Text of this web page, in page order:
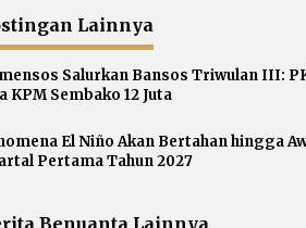
i
g
a
s
p
o
Lainnya
Salurkan Bansos Triwulan III:
KPM Sembako 12 Juta
El Niño Akan Bertahan hingga
Pertama Tahun 2027